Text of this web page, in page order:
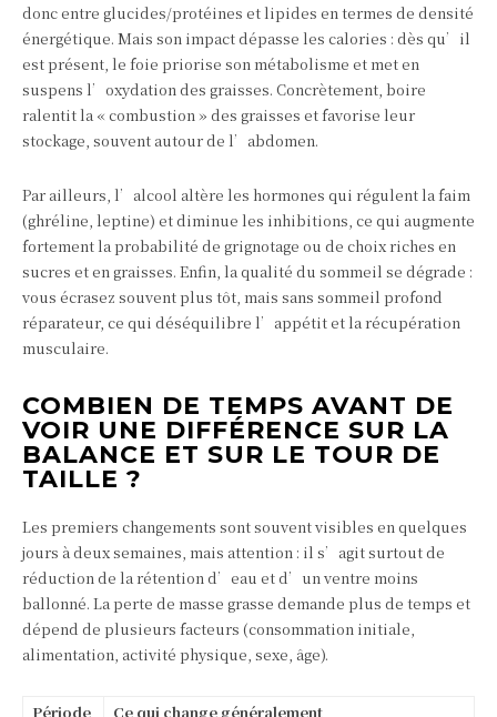
donc entre glucides/protéines et lipides en termes de densité
énergétique. Mais son impact dépasse les calories : dès qu’il
est présent, le foie priorise son métabolisme et met en
suspens l’oxydation des graisses. Concrètement, boire
ralentit la « combustion » des graisses et favorise leur
stockage, souvent autour de l’abdomen.
Par ailleurs, l’alcool altère les hormones qui régulent la faim
(ghréline, leptine) et diminue les inhibitions, ce qui augmente
fortement la probabilité de grignotage ou de choix riches en
sucres et en graisses. Enfin, la qualité du sommeil se dégrade :
vous écrasez souvent plus tôt, mais sans sommeil profond
réparateur, ce qui déséquilibre l’appétit et la récupération
musculaire.
COMBIEN DE TEMPS AVANT DE
VOIR UNE DIFFÉRENCE SUR LA
BALANCE ET SUR LE TOUR DE
TAILLE ?
Les premiers changements sont souvent visibles en quelques
jours à deux semaines, mais attention : il s’agit surtout de
réduction de la rétention d’eau et d’un ventre moins
ballonné. La perte de masse grasse demande plus de temps et
dépend de plusieurs facteurs (consommation initiale,
alimentation, activité physique, sexe, âge).
Période
Ce qui change généralement